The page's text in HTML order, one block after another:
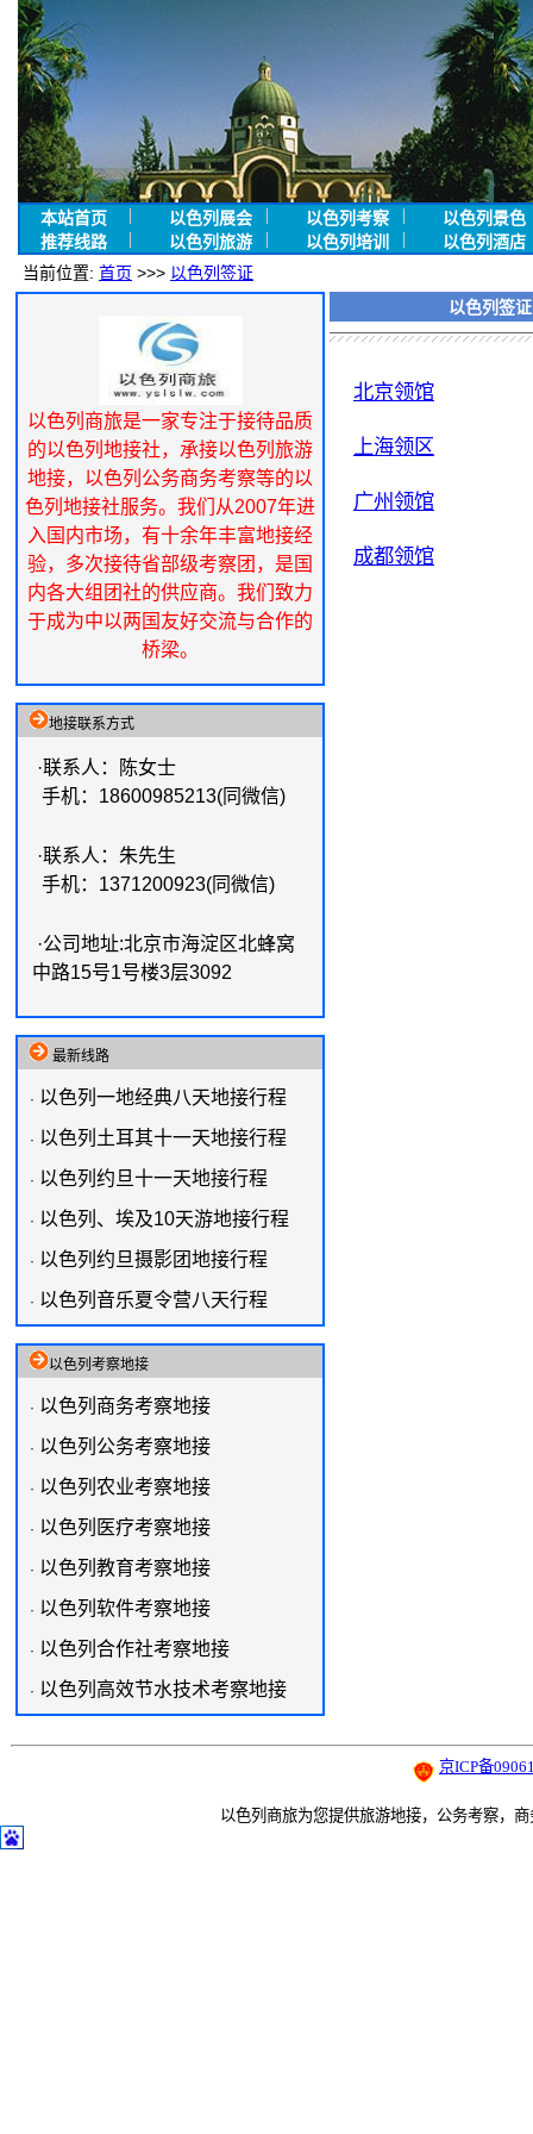
本站首页 以色列展会 以色列考察
以色列景色
推荐线路
以色列旅游 以色列培训
以色列酒店
当前位置: 首页 >>> 以色列签证
以色列商旅是一家专注于接待品质
的以色列地接社，承接以色列旅游
地接，以色列公务商务考察等的以
色列地接社服务。我们从2007年进
入国内市场，有十余年丰富地接经
验，多次接待省部级考察团，是国
内各大组团社的供应商。我们致力
于成为中以两国友好交流与合作的
桥梁。
地接联系方式
·联系人：陈女士
手机：18600985213(同微信)
·联系人：朱先生
手机：1371200923(同微信)
·公司地址:北京市海淀区北蜂窝
中路15号1号楼3层3092
最新线路
· 以色列一地经典八天地接行程
· 以色列土耳其十一天地接行程
· 以色列约旦十一天地接行程
· 以色列、埃及10天游地接行程
· 以色列约旦摄影团地接行程
· 以色列音乐夏令营八天行程
以色列考察地接
· 以色列商务考察地接
· 以色列公务考察地接
· 以色列农业考察地接
· 以色列医疗考察地接
· 以色列教育考察地接
· 以色列软件考察地接
· 以色列合作社考察地接
· 以色列高效节水技术考察地接
以色列签证
北京领馆
上海领区
广州领馆
成都领馆
京ICP备
以色列商旅为您提供旅游地接，公务考察，